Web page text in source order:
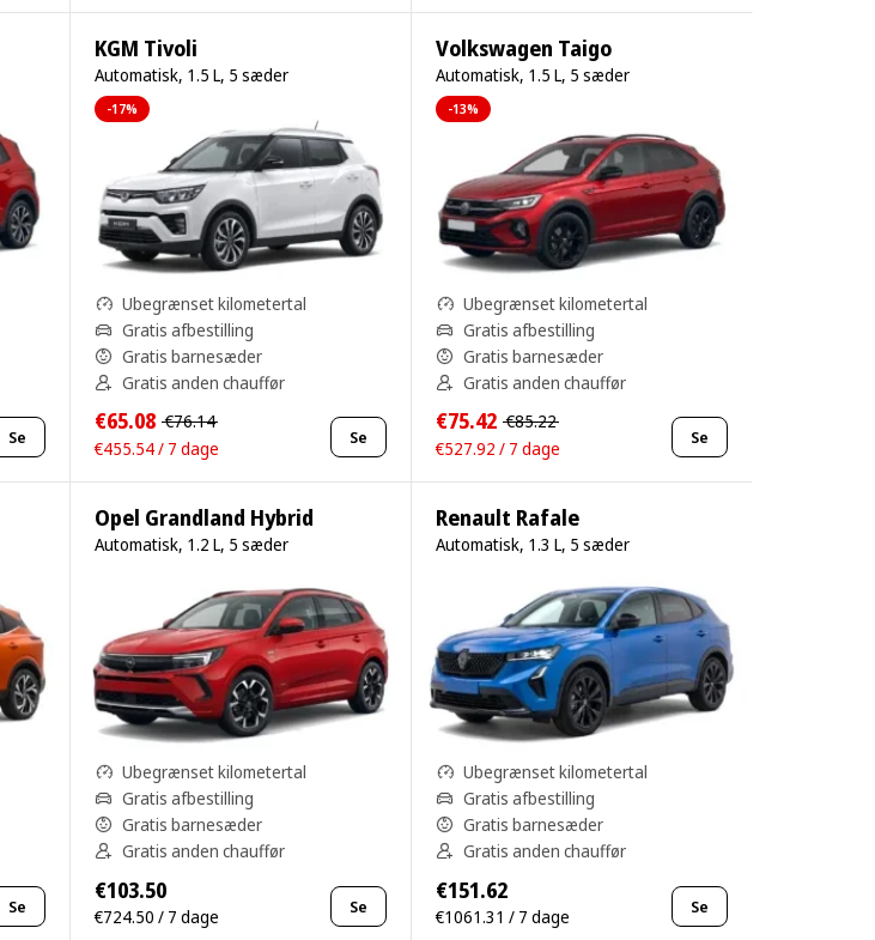
Se
KGM Tivoli
Automatisk, 1.5 L, 5 sæder
-17%
Ubegrænset kilometertal
Gratis afbestilling
Gratis barnesæder
Gratis anden chauffør
€65.08 €76.14
€455.54 / 7 dage
Se
Volkswagen Taigo
Automatisk, 1.5 L, 5 sæder
-13%
Ubegrænset kilometertal
Gratis afbestilling
Gratis barnesæder
Gratis anden chauffør
€75.42 €85.22
€527.92 / 7 dage
Se
Se
Opel Grandland Hybrid
Automatisk, 1.2 L, 5 sæder
Ubegrænset kilometertal
Gratis afbestilling
Gratis barnesæder
Gratis anden chauffør
€103.50
€724.50 / 7 dage Se
Renault Rafale
Automatisk, 1.3 L, 5 sæder
Ubegrænset kilometertal
Gratis afbestilling
Gratis barnesæder
Gratis anden chauffør
€151.62
€1061.31 / 7 dage Se